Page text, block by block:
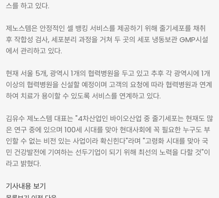
스를 하고 있다.
제노스템은 안정적인 셀 뱅킹 서비스를 제공하기 위해 줄기세포를 채취
후 작합성 검사, 세포분리 과정을 거쳐 두 곳의 세포 냉동보관 GMP시설
에서 관리하고 있다.
현재 서울 5개, 광역시 1개의 협력병원을 두고 있고 추후 각 광역시에 1개
이상의 협력병원을 신설할 예정이며 고객의 요청에 따라 협력병원과 연계
하여 치료가 용이할 수 있도록 서비스를 연계하고 있다.
김유수 제노스템 대표는 "4차산업인 바이오산업 중 줄기세포는 현재도 많
은 연구 중에 있으며 100세 시대를 맞아 현대사회에 꼭 필요한 누구도 부
인할 수 없는 비전 있는 사업이라 확신힌다"라며 "고령화 시대를 맞아 국
민 건강발전에 기여하는 선두기업이 되기 위해 최선의 노력을 다할 것"이
라고 밝혔다.
기사내용 보기